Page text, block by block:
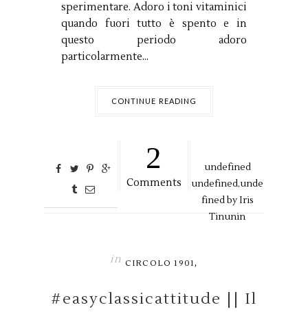
sperimentare. Adoro i toni vitaminici
quando fuori tutto è spento e in
questo periodo adoro
particolarmente...
CONTINUE READING
2
Comments
undefined
undefined,unde
fined byIris
Tinunin
in CIRCOLO 1901,
#easyclassicattitude || Il